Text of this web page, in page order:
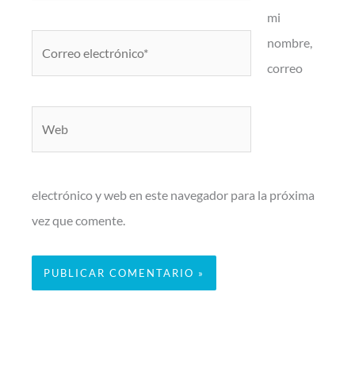
mi
nombre,
correo
electrónico y web en este navegador para la próxima
vez que comente.